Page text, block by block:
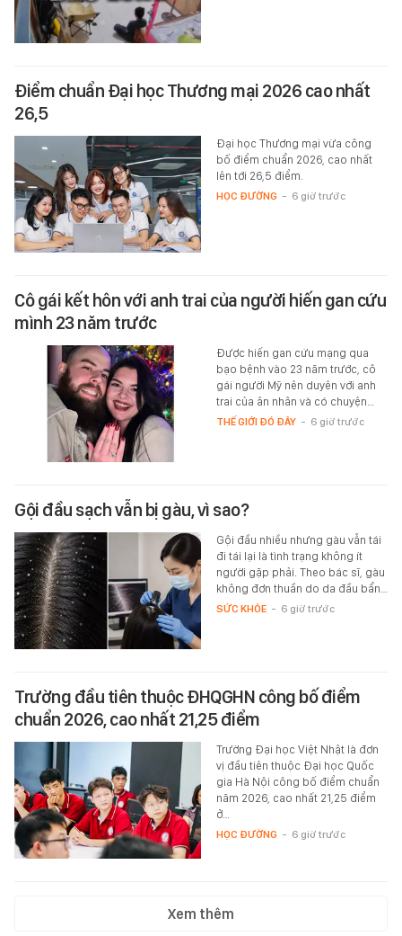
Điểm chuẩn Đại học Thương mại 2026 cao nhất
26,5
Đại học Thương mại vừa công
bố điểm chuẩn 2026, cao nhất
lên tới 26,5 điểm.
HỌC ĐƯỜNG - 6 giờ trước
Cô gái kết hôn với anh trai của người hiến gan cứu
mình 23 năm trước
Được hiến gan cứu mạng qua
bạo bệnh vào 23 năm trước, cô
gái người Mỹ nên duyên với anh
trai của ân nhân và có chuyện…
THẾ GIỚI ĐÓ ĐÂY - 6 giờ trước
Gội đầu sạch vẫn bị gàu, vì sao?
Gội đầu nhiều nhưng gàu vẫn tái
đi tái lại là tình trạng không ít
người gặp phải. Theo bác sĩ, gàu
không đơn thuần do da đầu bẩn…
SỨC KHỎE - 6 giờ trước
Trường đầu tiên thuộc ĐHQGHN công bố điểm
chuẩn 2026, cao nhất 21,25 điểm
Trường Đại học Việt Nhật là đơn
vị đầu tiên thuộc Đại học Quốc
gia Hà Nội công bố điểm chuẩn
năm 2026, cao nhất 21,25 điểm
ở…
HỌC ĐƯỜNG - 6 giờ trước
Xem thêm